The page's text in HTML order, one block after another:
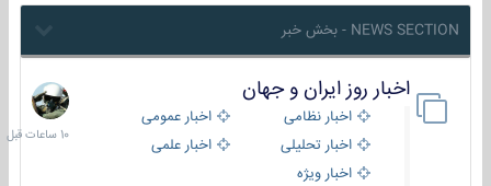
NEWS SECTION - بخش خبر
اخبار روز ایران و جهان
اخبار نظامی
اخبار عمومی
اخبار تحلیلی
اخبار علمی
اخبار ویژه
10
ساعات
قبل